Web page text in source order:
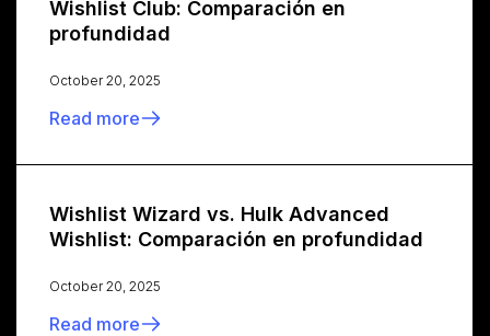
Wishlist Club: Comparación en
profundidad
October 20, 2025
Read more
Wishlist Wizard vs. Hulk Advanced
Wishlist: Comparación en profundidad
October 20, 2025
Read more